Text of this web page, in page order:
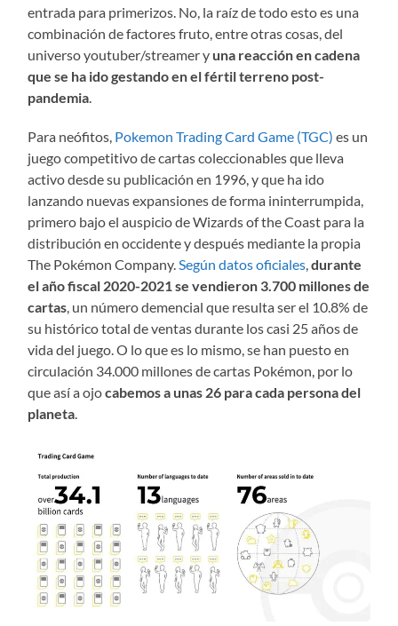
entrada para primerizos. No, la raíz de todo esto es una
combinación de factores fruto, entre otras cosas, del
universo youtuber/streamer y una reacción en cadena
que se ha ido gestando en el fértil terreno post-
pandemia
Para neófitos, Pokemon Trading Card Game (TGC) es un
juego competitivo de cartas coleccionables que lleva
activo desde su publicación en 1996, y que ha ido
lanzando nuevas expansiones de forma ininterrumpida,
primero bajo el auspicio de Wizards of the Coast para la
distribución en occidente y después mediante la propia
The Pokémon Company. Según datos oficiales ,durante
el año fiscal 2020-2021 se vendieron 3.700 millones de
cartas , un número demencial que resulta ser el 10.8% de
su histórico total de ventas durante los casi 25 años de
vida del juego. O lo que es lo mismo, se han puesto en
circulación 34.000 millones de cartas Pokémon, por lo
que así a ojocabemos a unas 26 para cada persona del
planeta